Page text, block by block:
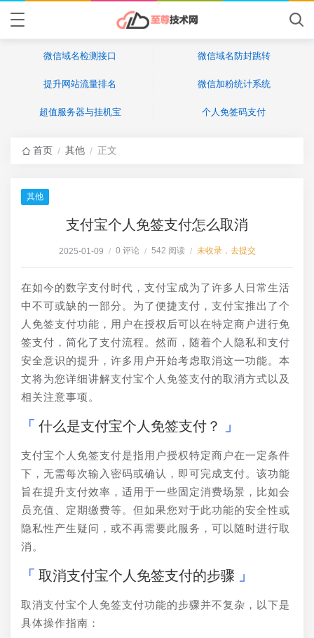
微信域名检测接口 微信域名防封跳转
提升网站流量排名 微信加粉统计系统
超值服务器与挂机宝 个人免签码支付
首页 / 其他 / 正文
其他
支付宝个人免签支付怎么取消
2025-01-09 / 0 评论 / 542 阅读 / 未收录，去提交
在如今的数字支付时代，支付宝成为了许多人日常生活
中不可或缺的一部分。为了便捷支付，支付宝推出了个
人免签支付功能，用户在授权后可以在特定商户进行免
签支付，简化了支付流程。然而，随着个人隐私和支付
安全意识的提升，许多用户开始考虑取消这一功能。本
文将为您详细讲解支付宝个人免签支付的取消方式以及
相关注意事项。
什么是支付宝个人免签支付？
支付宝个人免签支付是指用户授权特定商户在一定条件
下，无需每次输入密码或确认，即可完成支付。该功能
旨在提升支付效率，适用于一些固定消费场景，比如会
员充值、定期缴费等。但如果您对于此功能的安全性或
隐私性产生疑问，或不再需要此服务，可以随时进行取
消。
取消支付宝个人免签支付的步骤
取消支付宝个人免签支付功能的步骤并不复杂，以下是
具体操作指南：